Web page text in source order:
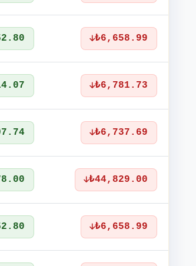
₺6,658.99
₺6,781.73
₺6,737.69
₺44,829.00
₺6,658.99